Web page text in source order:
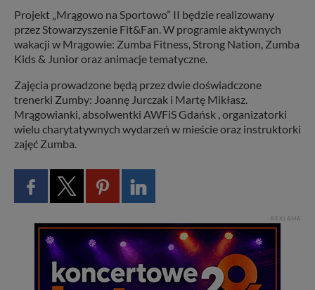
Projekt „Mrągowo na Sportowo” II będzie realizowany
przez Stowarzyszenie Fit&Fan. W programie aktywnych
wakacji w Mrągowie: Zumba Fitness, Strong Nation, Zumba
Kids & Junior oraz animacje tematyczne.
Zajęcia prowadzone będą przez dwie doświadczone
trenerki Zumby: Joannę Jurczak i Martę Mikłasz.
Mrągowianki, absolwentki AWFiS Gdańsk , organizatorki
wielu charytatywnych wydarzeń w mieście oraz instruktorki
zajęć Zumba.
REKLAMA